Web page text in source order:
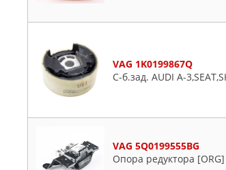
VAG 1K0199867Q
С-б.зад. AUDI A-
VAG 5Q0199555BG
Опора редуктора [ORG]